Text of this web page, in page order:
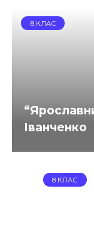
8 КЛАС
Іванченко
8 КЛАС